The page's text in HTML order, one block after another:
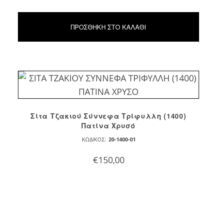
ΠΡΟΣΘΉΚΗ ΣΤΟ ΚΑΛΆΘΙ
Σίτα Τζακιού Σύννεφα Τρίφυλλη (1400)
Πατίνα Χρυσό
ΚΩΔΙΚΌΣ: 20-1400-01
€150,00